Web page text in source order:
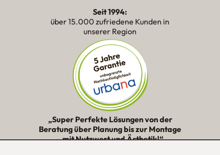
Seit 1994:
über 15.000 zufriedene Kunden in
unserer Region
„Super Perfekte Lösungen von der
Beratung über Planung bis zur Montage
– mit Nutzwert und Ästhetik!“